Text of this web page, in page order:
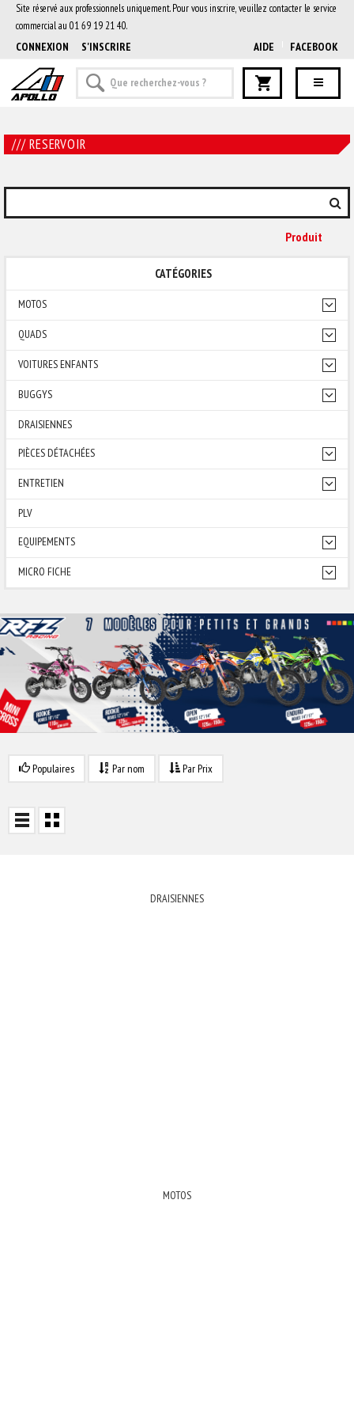
Site réservé aux professionnels uniquement. Pour vous inscrire, veuillez contacter le service
commercial au 01 69 19 21 40.
CONNEXION S'INSCRIRE AIDE FACEBOOK
/// RESERVOIR
Produit
CATÉGORIES
MOTOS
QUADS
VOITURES ENFANTS
BUGGYS
DRAISIENNES
PIÈCES DÉTACHÉES
ENTRETIEN
PLV
EQUIPEMENTS
MICRO FICHE
Populaires Par nom Par Prix
DRAISIENNES
MOTOS